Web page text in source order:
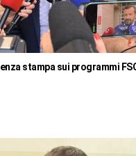
stampa sui programmi